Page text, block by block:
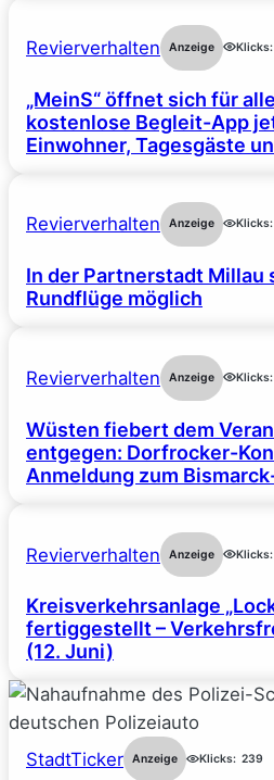
Revierverhalten Anzeige Klicks:
„MeinS“ öffnet sich für
kostenlose Begleit-App
Einwohner, Tagesgäste
Revierverhalten Anzeige Klicks:
In der Partnerstadt
Rundflüge möglich
Revierverhalten Anzeige Klicks:
Wüsten fiebert dem
entgegen: Dorfrocker-
Anmeldung zum
Revierverhalten Anzeige Klicks:
Kreisverkehrsanlage
fertiggestellt –
(12. Juni)
StadtTicker Anzeige Klicks: 239